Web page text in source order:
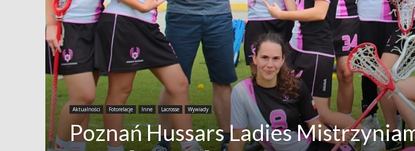
Aktualności Fotorelacje Inne Lacrosse Wywiady
Poznań Hussars Ladies